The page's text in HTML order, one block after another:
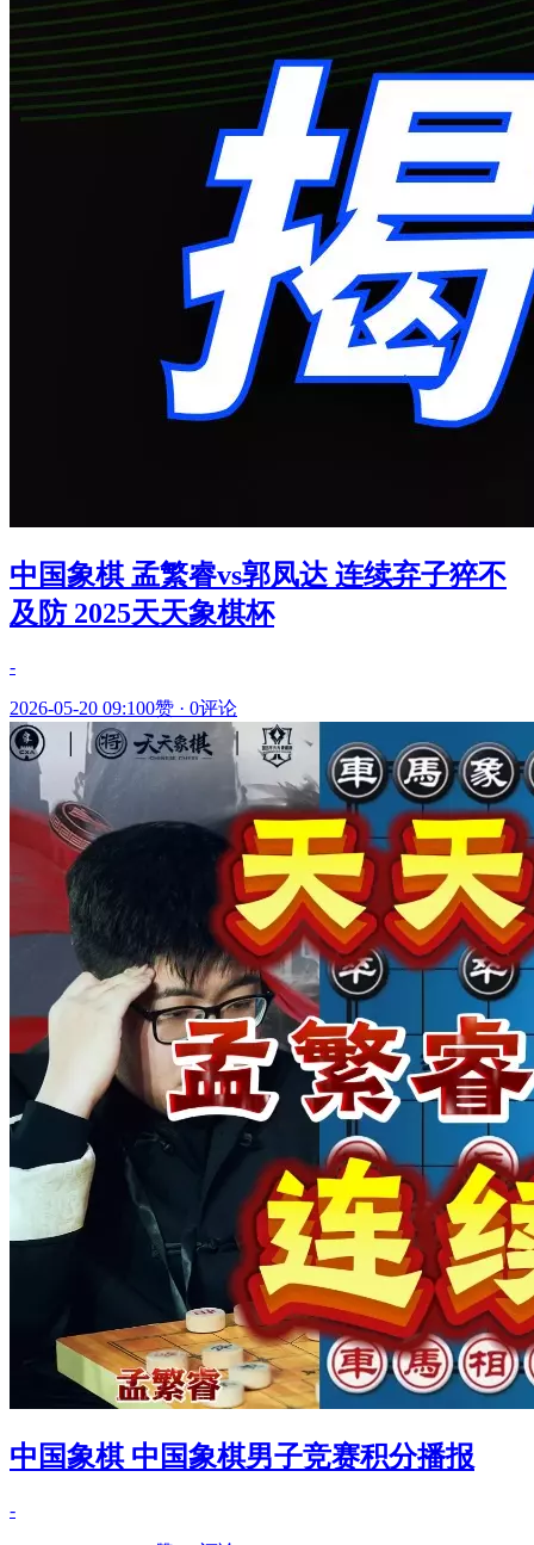
中国象棋 孟繁睿vs郭凤达 连续弃子猝不
及防 2025天天象棋杯
-
2026-05-20 09:100赞 · 0评论
中国象棋 中国象棋男子竞赛积分播报
-